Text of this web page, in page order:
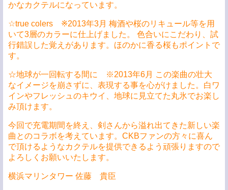
かなカクテルになっています。
☆true colers ※2013年3月 梅酒や桜のリキュール等を用
いて3層のカラーに仕上げました。 色合いにこだわり、試
行錯誤した覚えがあります。ほのかに香る桜もポイントで
す。
☆地球が一回転する間に ※2013年6月 この楽曲の壮大
なイメージを崩さずに、表現する事を心がけました。白ワ
インやフレッシュのキウイ、地球に見立てた丸氷でお楽し
み頂けます。
今回で充電期間を終え、剣さんから溢れ出てきた新しい楽
曲とのコラボを考えています。CKBファンの方々に喜ん
で頂けるようなカクテルを提供できるよう頑張りますので
よろしくお願いいたします。
横浜マリンタワー 佐藤 貴臣